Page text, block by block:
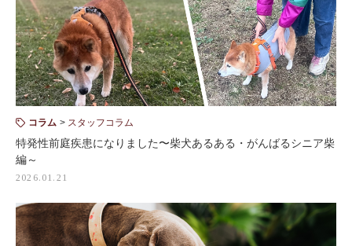
コラム スタッフコラム
特発性前庭疾患になりました〜柴犬あるある・がんばるシニア柴
編～
2026.01.21